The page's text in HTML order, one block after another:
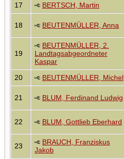
17 BERTSCH, Martin
18 BEUTENMÜLLER, Anna
19
BEUTENMÜLLER, 2.
Landtagsabgeordneter
Kaspar
20 BEUTENMÜLLER, Michel
21 BLUM, Ferdinand Ludwig
22 BLUM, Gottlieb Eberhard
23
BRAUCH, Franziskus
Jakob